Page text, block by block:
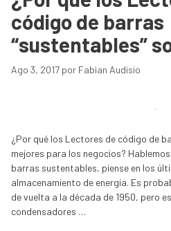
código de barras
“sustentables”
Ago 3, 2017 por Fabian Audisio
¿Por qué los Lectores de código de
mejores para los negocios?
barras sustentables, piense en los
almacenamiento de energía. Es
de vuelta a la década de 1950, pero
condensadores …